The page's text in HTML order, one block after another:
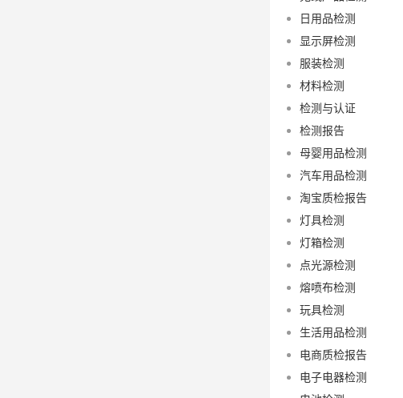
日用品检测
显示屏检测
服装检测
材料检测
检测与认证
检测报告
母婴用品检测
汽车用品检测
淘宝质检报告
灯具检测
灯箱检测
点光源检测
熔喷布检测
玩具检测
生活用品检测
电商质检报告
电子电器检测